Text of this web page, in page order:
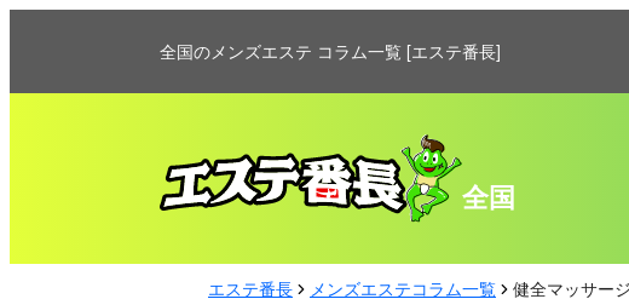
全国のメンズエステ コラム一覧 [エステ番長]
全国
エステ番長 メンズエステコラム一覧
健全マッサー